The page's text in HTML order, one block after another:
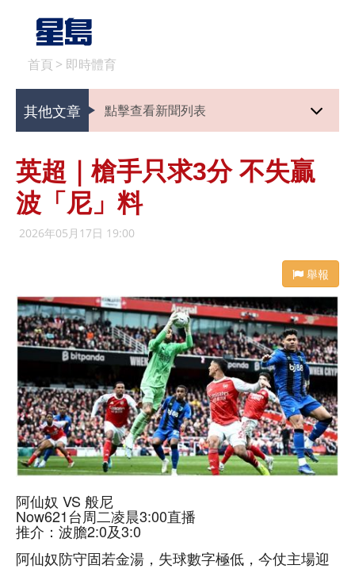
首頁 > 即時體育
其他文章 點擊查看新聞列表
英超｜槍手只求3分 不失贏
波「尼」料
2026年05月17日 19:00
舉報
阿仙奴 VS 般尼
Now621台周二凌晨3:00直播
推介：波膽2:0及3:0
阿仙奴防守固若金湯，失球數字極低，今仗主場迎